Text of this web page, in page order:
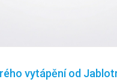
vytápění od